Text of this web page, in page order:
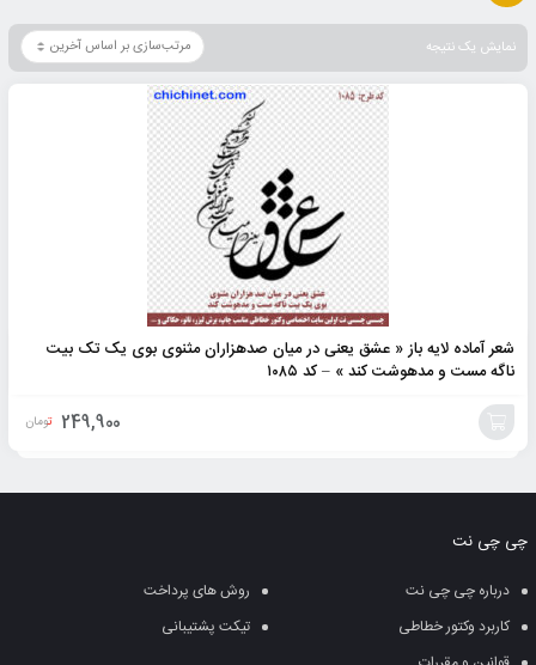
نمایش یک نتیجه
شعر آماده لایه باز « عشق یعنی در میان صدهزاران مثنوی بوی یک تک بیت
ناگه مست و مدهوشت کند » – کد ۱۰۸۵
249,900 تومان
سبد
چی چی نت
درباره چی چی نت
روش های پرداخت
کاربرد وکتور خطاطی
تیکت پشتیبانی